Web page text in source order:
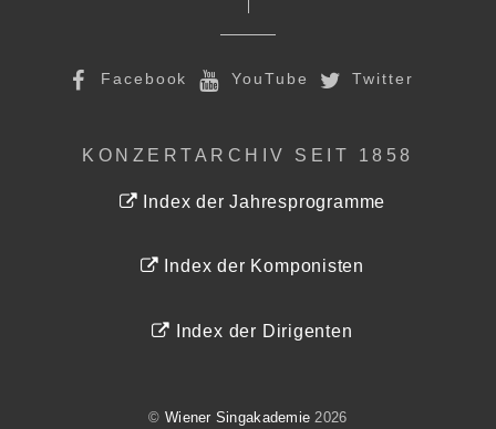
Facebook YouTube Twitter
KONZERTARCHIV SEIT 1858
Index der Jahresprogramme
Index der Komponisten
Index der Dirigenten
©Wiener Singakademie 2026